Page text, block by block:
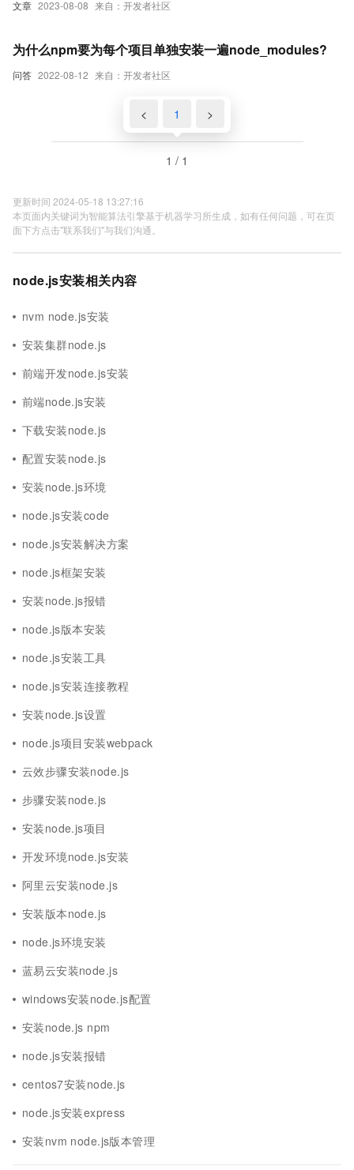
文章 2023-08-08 来自：开发者社区
问答 2022-08-12 来自：开发者社区
为什么npm要为每个项目单独安装一遍node_modules?
< 1 >
1 / 1
更新时间 2024-05-18 13:27:16
本页面内关键词为智能算法引擎基于机器学习所生成，如有任何问题，可在页
面下方点击"联系我们"与我们沟通。
node.js安装相关内容
nvm node.js安装
安装集群node.js
前端开发node.js安装
前端node.js安装
下载安装node.js
配置安装node.js
安装node.js环境
node.js安装code
node.js安装解决方案
node.js框架安装
安装node.js报错
node.js版本安装
node.js安装工具
node.js安装连接教程
安装node.js设置
node.js项目安装webpack
云效步骤安装node.js
步骤安装node.js
安装node.js项目
开发环境node.js安装
阿里云安装node.js
安装版本node.js
node.js环境安装
蓝易云安装node.js
windows安装node.js配置
安装node.js npm
node.js安装报错
centos7安装node.js
node.js安装express
安装nvm node.js版本管理